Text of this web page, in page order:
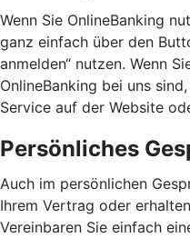
Wenn Sie OnlineBanking
ganz einfach über den
anmelden“ nutzen. Wenn
OnlineBanking bei uns
Service auf der Website
Persönliches
Auch im persönlichen
Ihrem Vertrag oder
Vereinbaren Sie einfach